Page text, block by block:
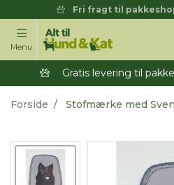
Fri fragt til
Menu
Gratis levering til
Forside Stofmærke med